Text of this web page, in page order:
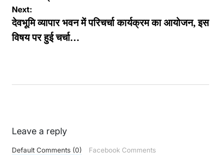
Next:
देवभूमि व्यापार भवन में परिचर्चा कार्यक्रम का आयोजन, इस
विषय पर हुई चर्चा…
Leave a reply
Default Comments (0) Facebook Comments